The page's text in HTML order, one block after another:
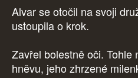
Alvar se otočil na svoji
ustoupila o krok.
Zavřel bolestně oči.
hněvu, jeho zhrzené